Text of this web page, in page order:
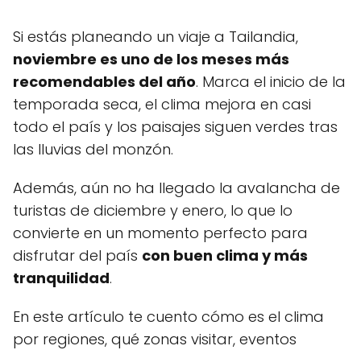
Si estás planeando un viaje a Tailandia,
noviembre es uno de los meses más
recomendables del año. Marca el inicio de la
temporada seca, el clima mejora en casi
todo el país y los paisajes siguen verdes tras
las lluvias del monzón.
Además, aún no ha llegado la avalancha de
turistas de diciembre y enero, lo que lo
convierte en un momento perfecto para
disfrutar del país con buen clima y más
tranquilidad.
En este artículo te cuento cómo es el clima
por regiones, qué zonas visitar, eventos